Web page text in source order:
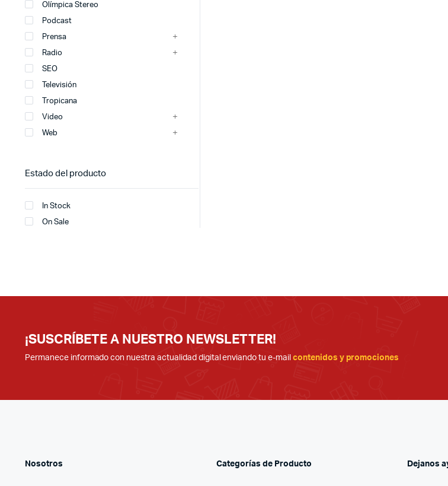
Olímpica Stereo
Podcast
Prensa
Radio
SEO
Televisión
Tropicana
Video
Web
Estado del producto
In Stock
On Sale
¡SUSCRÍBETE A NUESTRO NEWSLETTER!
Permanece informado con nuestra actualidad digital enviando tu e-mail contenidos y promociones
Nosotros Categorías de Producto Dejanos